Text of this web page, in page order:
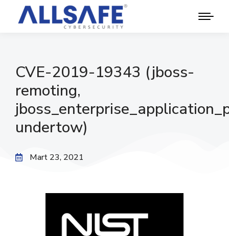
CVE-2019-19343 (jboss-
remoting,
undertow)
Mart 23, 2021